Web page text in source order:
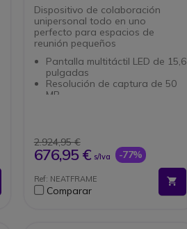
Dispositivo de colaboración
unipersonal todo en uno
perfecto para espacios de
reunión pequeños
Pantalla multitáctil LED de 15,6
pulgadas
Resolución de captura de 50
MP
Altavoces integrados: Tweeter
y woofer frontales
Integra una matriz de
Conectividad: Bluetooth y
miniconector USB - C
2.924,95 €
676,95 € s/Iva -77%
Ref: NEATFRAME
Comparar